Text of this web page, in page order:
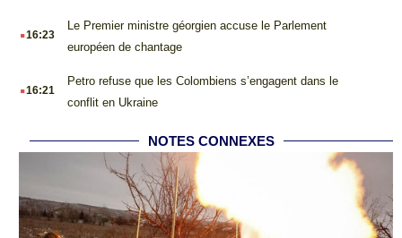
.16:23
Le Premier ministre géorgien accuse le Parlement
européen de chantage
.16:21
Petro refuse que les Colombiens s’engagent dans le
conflit en Ukraine
NOTES CONNEXES